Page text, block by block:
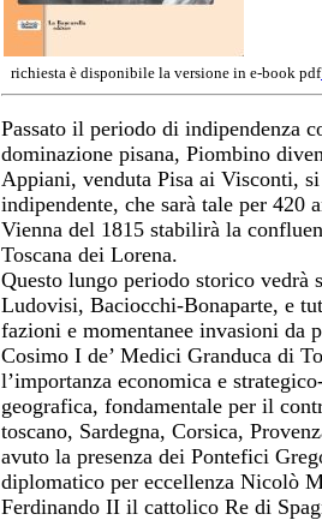
richiesta è disponibile la versione in e-book pdf
Passato il periodo di indipendenza
dominazione pisana, Piombino
Appiani, venduta Pisa ai Visconti,
indipendente, che sarà tale per 420
Vienna del 1815 stabilirà la
Toscana dei Lorena.
Questo lungo periodo storico
Ludovisi, Baciocchi-Bonaparte, e
fazioni e momentanee invasioni da
Cosimo I de’ Medici Granduca di
l’importanza economica e
geografica, fondamentale per il
toscano, Sardegna, Corsica,
avuto la presenza dei Pontefici
diplomatico per eccellenza Nicolò
Ferdinando II il cattolico Re di